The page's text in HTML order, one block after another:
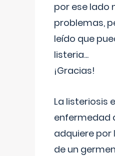
por ese lado
problemas,
leído que
listeria...
¡Gracias!
La listeriosis
enfermedad
adquiere por
de un